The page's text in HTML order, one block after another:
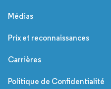
Médias
Prix et reconnaissances
Carrières
Politique de Confidentialité